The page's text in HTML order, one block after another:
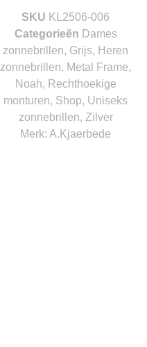
SKU KL2506-006
Categorieën Dames
zonnebrillen, Grijs, Heren
zonnebrillen, Metal Frame,
Noah, Rechthoekige
monturen, Shop, Uniseks
zonnebrillen, Zilver
Merk:A.Kjaerbede